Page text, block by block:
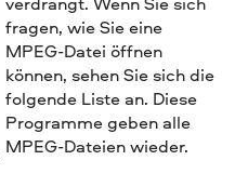
fragen, wie Sie eine
MPEG-Datei öffnen
können, sehen Sie sich die
folgende Liste an. Diese
Programme geben alle
MPEG-Dateien wieder.